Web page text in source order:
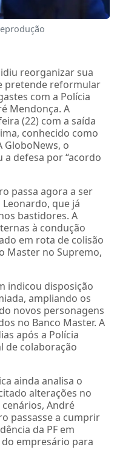
reorganizar sua
pretende reformular
com a Polícia
Mendonça. A
(22) com a saída
conhecido como
GloboNews, o
defesa por “acordo
passa agora a ser
que já
bastidores. A
à condução
em rota de colisão
Master no Supremo,
indicou disposição
ampliando os
novos personagens
no Banco Master. A
após a Polícia
de colaboração
ainda analisa o
alterações no
André
passasse a cumprir
da PF em
empresário para